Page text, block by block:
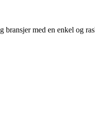
bransjer med en enkel og